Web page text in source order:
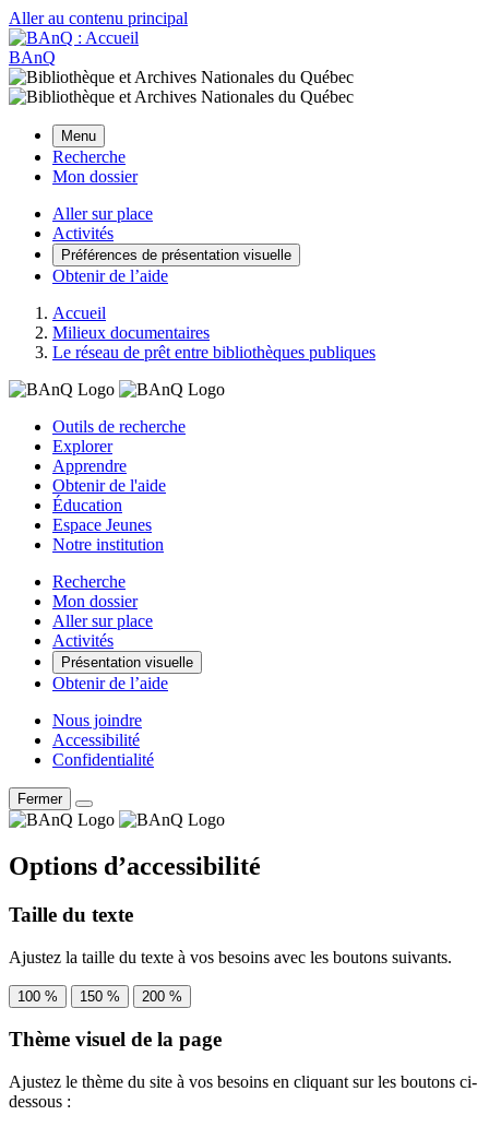
Aller au contenu principal
BAnQ
Menu
Recherche
Mon dossier
Aller sur place
Activités
Préférences de présentation visuelle
Obtenir de l’aide
Accueil
Milieux documentaires
Le réseau de prêt entre bibliothèques publiques
Outils de recherche
Explorer
Apprendre
Obtenir de l'aide
Éducation
Espace Jeunes
Notre institution
Recherche
Mon dossier
Aller sur place
Activités
Présentation visuelle
Obtenir de l’aide
Nous joindre
Accessibilité
Confidentialité
Fermer
Options d’accessibilité
Taille du texte
Ajustez la taille du texte à vos besoins avec les boutons suivants.
100 % 150 % 200 %
Thème visuel de la page
Ajustez le thème du site à vos besoins en cliquant sur les boutons ci-
dessous :